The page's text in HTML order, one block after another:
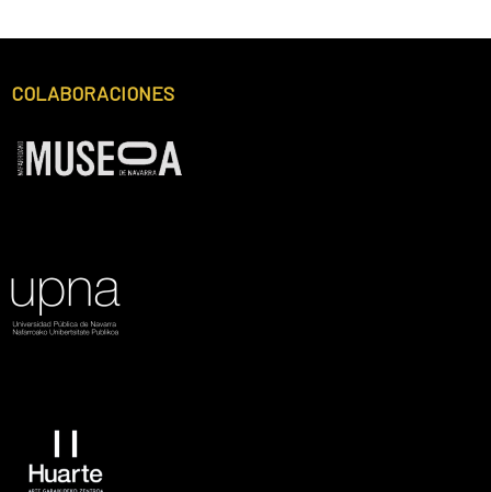
COLABORACIONES